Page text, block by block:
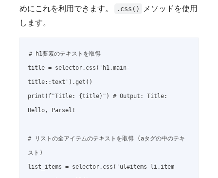
めにこれを利用できます。
.css()
メソッドを使用
します。
# h1要素のテキストを取得
title = selector.css('h1.main-
title::text').get()
print(f"Title: {title}") # Output: Title:
Hello, Parsel!
# リストの全アイテムのテキストを取得 (aタグの中のテキ
スト)
list_items = selector.css('ul#items li.item